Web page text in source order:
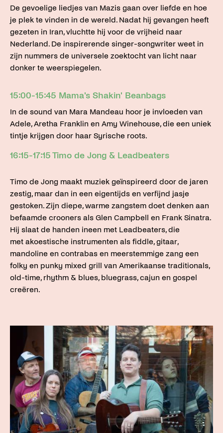
De gevoelige liedjes van Mazis gaan over liefde en hoe
je plek te vinden in de wereld. Nadat hij gevangen heeft
gezeten in Iran, vluchtte hij voor de vrijheid naar
Nederland. De inspirerende singer-songwriter weet in
zijn nummers de universele zoektocht van licht naar
donker te weerspiegelen.
15:00-15:45 Mama's Shakin' Beanbags
In de sound van Mara Mandeau hoor je invloeden van
Adele, Aretha Franklin en Amy Winehouse, die een uniek
tintje krijgen door haar Syrische roots.
16:15-17:15 Timo de Jong & Leadbeaters
Timo de Jong maakt muziek geïnspireerd door de jaren
zestig, maar dan in een eigentijds en verfijnd jasje
gestoken. Zijn diepe, warme zangstem doet denken aan
befaamde crooners als Glen Campbell en Frank Sinatra.
Hij slaat de handen ineen met Leadbeaters, die
met akoestische instrumenten als fiddle, gitaar,
mandoline en contrabas en meerstemmige zang een
folky en punky mixed grill van Amerikaanse traditionals,
old-time, rhythm & blues, bluegrass, cajun en gospel
creëren.